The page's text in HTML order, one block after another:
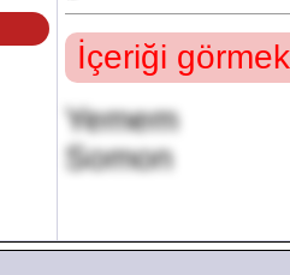
İçeriği
Yemem
Somon